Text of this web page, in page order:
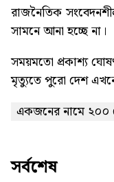
রাজনৈতিক
সামনে আনা হচ্ছে না।
সময়মতো প্রকাশ্য
মৃত্যুতে পুরো দেশ
একজনের নামে ২০০
সর্বশেষ